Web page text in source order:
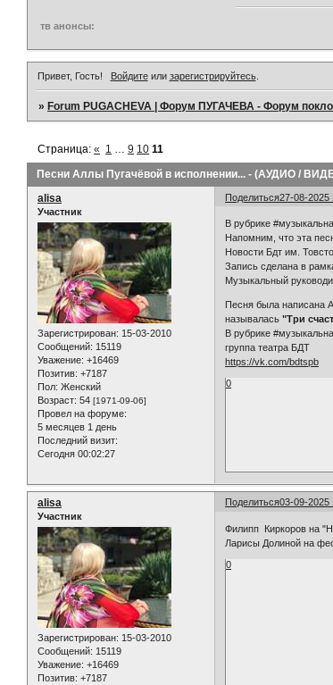
тв анонсы:
Привет, Гость! Войдитеили зарегистрируйтесь.
»Forum PUGACHEVA | Форум ПУГАЧЕВА - Форум
Песни Аллы Пугачёвой в исполнении... - (АУДИО /
Страница:« 1 … 9 10 11
Поделиться27-08-2025
alisa
Участник
Зарегистрирован: 15-03-2010
Сообщений: 15119
Уважение: +16469
Позитив: +7187
Пол: Женский
Возраст: 54 [1971-09-06]
Провел на форуме:
5 месяцев 1 день
Последний визит:
Сегодня 00:02:27
В рубрике
Напомним, что эта
Новости Бдт им.
Запись сделана в
Музыкальный
Песня была написана
называлась "Три
В рубрике
группа театра БДТ
https://vk.com/bdtspb
0
Поделиться03-09-2025
alisa
Участник
Зарегистрирован: 15-03-2010
Сообщений: 15119
Уважение: +16469
Позитив: +7187
Филипп Киркоров на
Ларисы Долиной на
0